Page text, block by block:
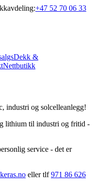
+47 52 70 06 33
Dekk &
Nettbutikk
industri og solcelleanlegg!
lithium til industri og fritid -
service - det er
eller tlf971 86 626